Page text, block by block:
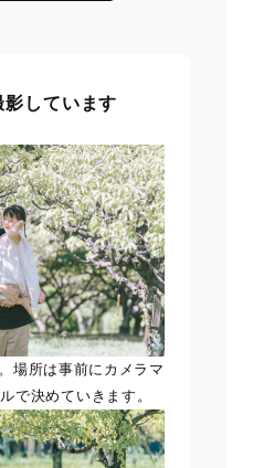
影しています
場所は事前にカメラマ
で決めていきます。